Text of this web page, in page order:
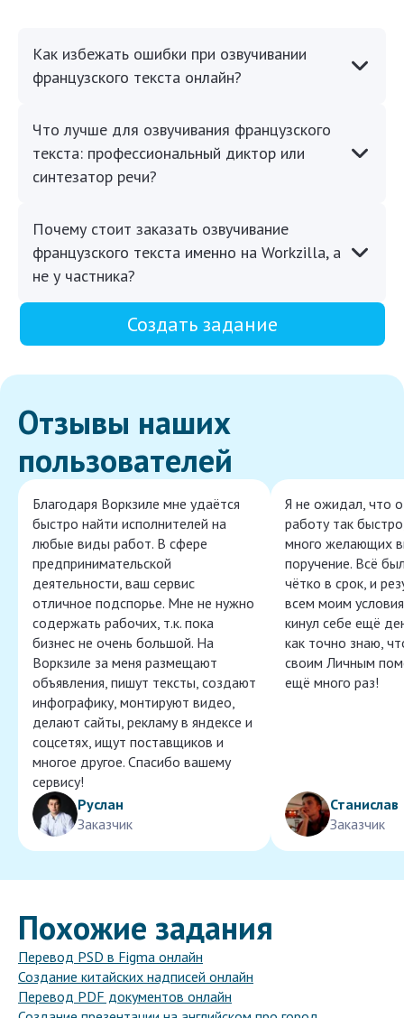
Как избежать ошибки при озвучивании
французского текста онлайн?
Что лучше для озвучивания французского
текста: профессиональный диктор или
синтезатор речи?
Почему стоит заказать озвучивание
французского текста именно на Workzilla, а
не у частника?
Создать задание
Отзывы наших
пользователей
Благодаря Воркзиле мне удаётся
быстро найти исполнителей на
любые виды работ. В сфере
предпринимательской
деятельности, ваш сервис
отличное подспорье. Мне не нужно
содержать рабочих, т.к. пока
бизнес не очень большой. На
Воркзиле за меня размещают
объявления, пишут тексты, создают
инфографику, монтируют видео,
делают сайты, рекламу в яндексе и
соцсетях, ищут поставщиков и
многое другое. Спасибо вашему
сервису!
Руслан
Заказчик
Я не ожидал, что
работу так
много желающих
поручение. Всё
чётко в срок, и
всем моим
кинул себе ещё
как точно знаю,
своим Личным
ещё много раз!
Станислав
Заказчик
Похожие задания
Перевод PSD в Figma онлайн
Создание китайских надписей онлайн
Перевод PDF документов онлайн